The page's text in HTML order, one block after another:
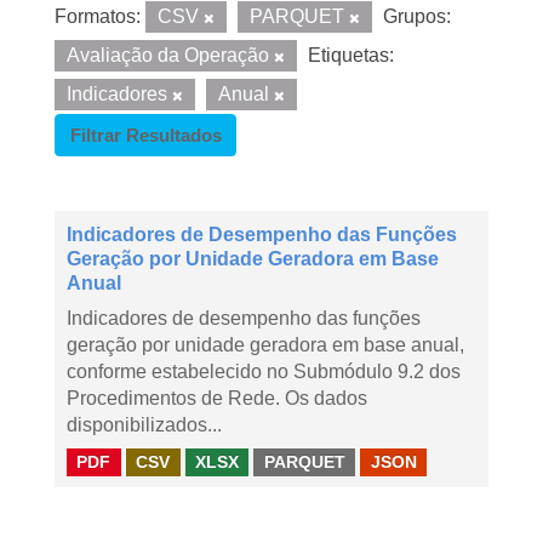
Formatos: CSV PARQUET
Grupos:
Avaliação da Operação
Etiquetas:
Indicadores
Anual
Filtrar Resultados
Indicadores de Desempenho das Funções
Geração por Unidade Geradora em Base
Anual
Indicadores de desempenho das funções
geração por unidade geradora em base anual,
conforme estabelecido no Submódulo 9.2 dos
Procedimentos de Rede. Os dados
disponibilizados...
PDF CSV XLSX PARQUET JSON